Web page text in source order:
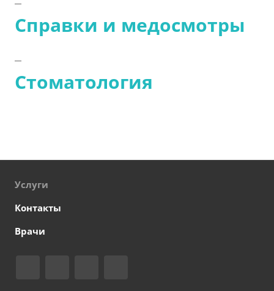
Справки и медосмотры
Стоматология
Услуги
Контакты
Врачи